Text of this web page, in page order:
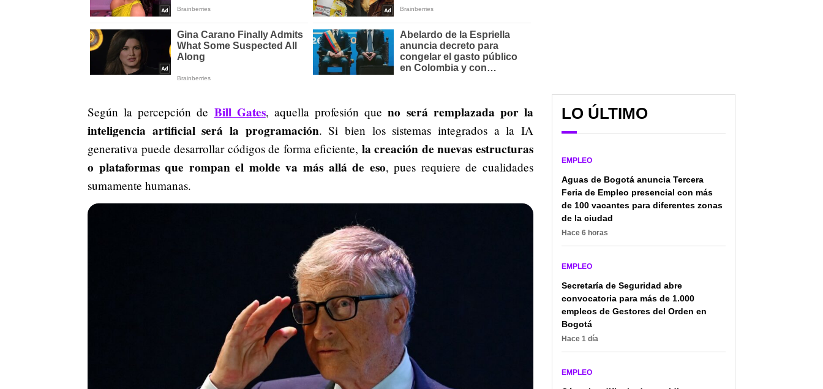
Según la percepción de Bill Gates, aquella profesión queno será remplazada por la
inteligencia artificial será la programación. Si bien los sistemas integrados a la IA
generativa puede desarrollar códigos de forma eficiente, la creación de nuevas estructuras
o plataformas que rompan el molde va más allá de eso, pues requiere de cualidades
sumamente humanas.
LO ÚLTIMO
EMPLEO
Aguas de Bogotá anuncia Tercera
Feria de Empleo presencial con más
de 100 vacantes para diferentes zonas
de la ciudad
Hace 6 horas
EMPLEO
Secretaría de Seguridad abre
convocatoria para más de 1.000
empleos de Gestores del Orden en
Bogotá
Hace 1 día
EMPLEO